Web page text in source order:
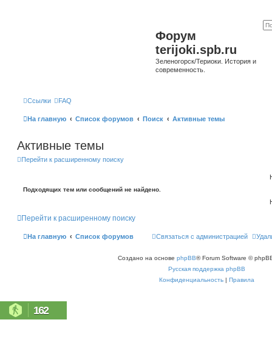
Форум
terijoki.spb.ru
Зеленогорск/Териоки. История и
современность.
Ссылки FAQ
На главную Список форумов Поиск Активные темы
Активные темы
Перейти к расширенному поиску
Подходящих тем или сообщений не найдено.
Перейти к расширенному поиску
На главную Список форумов Связаться с администрацией
Создано на основе phpBB® Forum Software ©
Русская поддержка phpBB
Конфиденциальность | Правила
162